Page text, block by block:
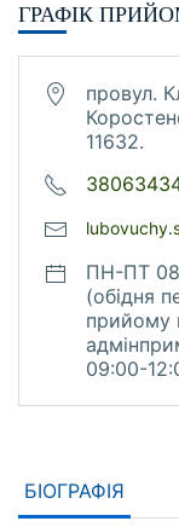
ГРАФІК
провул.
11632.
ПН-ПТ
(обідня
прийому
09:00-
БІОГРАФІЯ